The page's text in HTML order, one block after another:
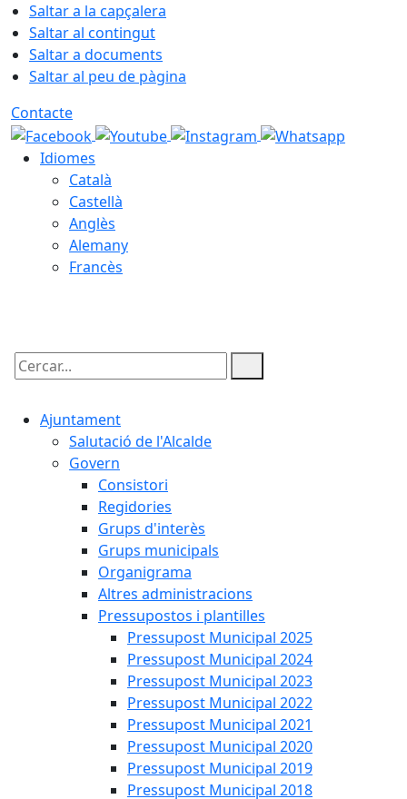
Saltar a la capçalera
Saltar al contingut
Saltar a documents
Saltar al peu de pàgina
Contacte
Idiomes
Català
Castellà
Anglès
Alemany
Francès
Cercar:
Ajuntament
Salutació de l'Alcalde
Govern
Consistori
Regidories
Grups d'interès
Grups municipals
Organigrama
Altres administracions
Pressupostos i plantilles
Pressupost Municipal 2025
Pressupost Municipal 2024
Pressupost Municipal 2023
Pressupost Municipal 2022
Pressupost Municipal 2021
Pressupost Municipal 2020
Pressupost Municipal 2019
Pressupost Municipal 2018